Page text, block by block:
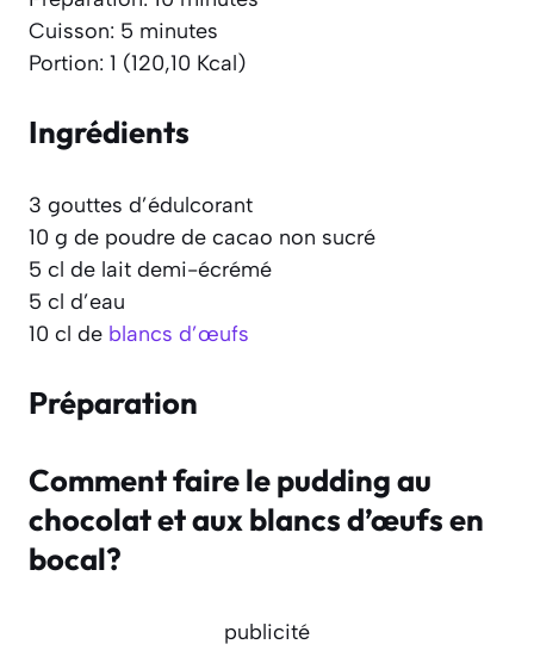
Cuisson: 5 minutes
Portion: 1 (120,10 Kcal)
Ingrédients
3 gouttes d’édulcorant
10 g de poudre de cacao non sucré
5 cl de lait demi-écrémé
5 cl d’eau
10 cl de blancs d’œufs
Préparation
Comment faire le pudding au
chocolat et aux blancs d’œufs en
bocal?
publicité